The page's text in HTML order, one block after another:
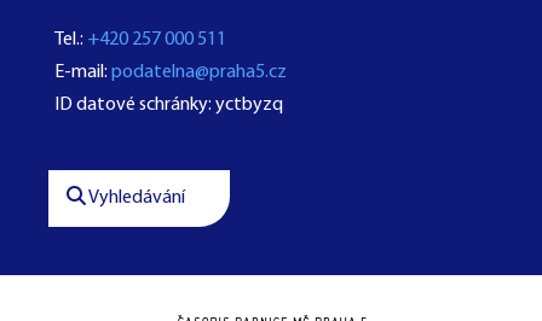
Tel.: +420 257 000 511
E-mail: podatelna@praha5.cz
ID datové schránky: yctbyzq
Vyhledávání